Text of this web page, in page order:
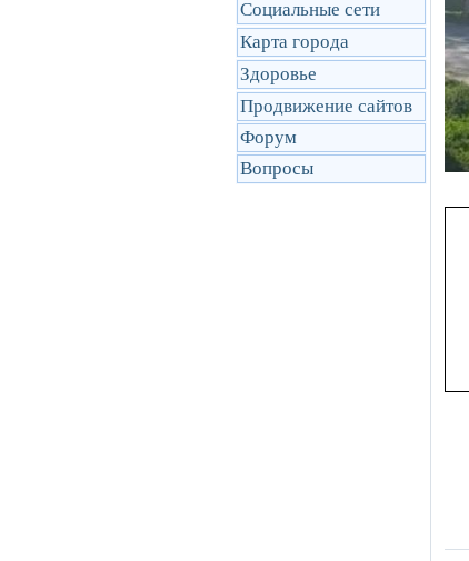
Социальные сети
Карта города
Здоровье
Продвижение сайтов
Форум
Вопросы